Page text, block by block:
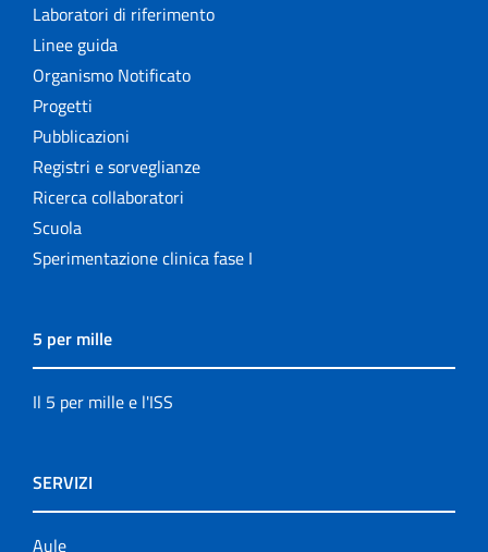
Laboratori di riferimento
Linee guida
Organismo Notificato
Progetti
Pubblicazioni
Registri e sorveglianze
Ricerca collaboratori
Scuola
Sperimentazione clinica fase I
5 per mille
Il 5 per mille e l'ISS
SERVIZI
Aule